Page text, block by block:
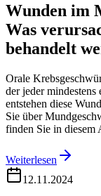
Wunden im
Was
behandelt
Orale
der jeder
entstehen diese
Sie über
finden Sie in diesem
Weiterlesen
12.11.2024